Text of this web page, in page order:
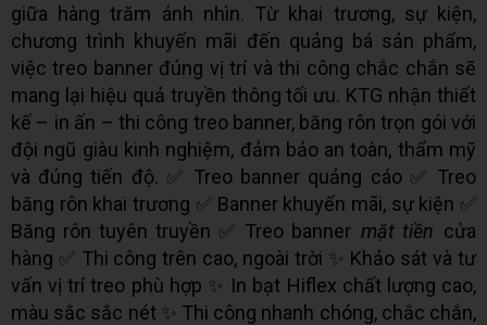
giữa hàng trăm ánh nhìn. Từ khai trương, sự kiện,
chương trình khuyến mãi đến quảng bá sản phẩm,
việc treo banner đúng vị trí và thi công chắc chắn sẽ
mang lại hiệu quả truyền thông tối ưu. KTG nhận thiết
kế – in ấn – thi công treo banner, băng rôn trọn gói với
đội ngũ giàu kinh nghiệm, đảm bảo an toàn, thẩm mỹ
và đúng tiến độ. ✅ Treo banner quảng cáo ✅ Treo
băng rôn khai trương ✅ Banner khuyến mãi, sự kiện ✅
Băng rôn tuyên truyền ✅ Treo banner mặt tiền cửa
hàng ✅ Thi công trên cao, ngoài trời ✨ Khảo sát và tư
vấn vị trí treo phù hợp ✨ In bạt Hiflex chất lượng cao,
màu sắc sắc nét ✨ Thi công nhanh chóng, chắc chắn,